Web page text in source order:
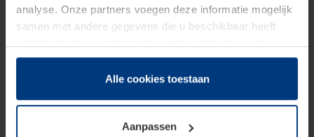
analyse. Onze partners voegen deze informatie mogelijk
samen met andere gegevens die u beschikbaar heeft
dienstverlening hebben verzameld.
Juridisch zijn wij gerechtigd om cookies op uw computer
onze pagina's absoluut noodzakelijk is. Voor alle andere
soorten cookies is uw toestemming vereist. Uw
Alle cookies toestaan
Aanpassen